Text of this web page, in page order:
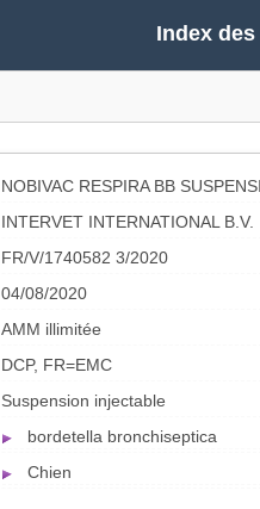
Index
NOBIVAC RESPIRA BB
INTERVET INTERNATIONAL B.V.
FR/V/1740582 3/2020
04/08/2020
AMM illimitée
DCP, FR=EMC
Suspension injectable
bordetella bronchiseptica
Chien